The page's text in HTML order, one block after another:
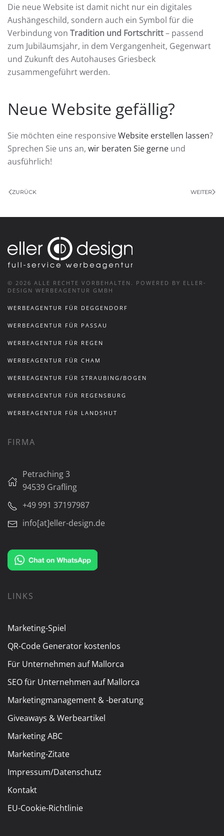
Die neue Website ist damit nicht nur ein digitales
Aushängeschild, sondern auch ein Symbol für die
Verbindung von Tradition und Fortschritt– passend
zum Jubiläumsjahr, in dem Vergangenheit, Gegenwart
und Zukunft des Autohauses Griesbeck
zusammengeführt werden.
Neue Website gefällig?
Sie möchten eine responsive Website erstellen lassen?
Sprechen Sie uns an, wir beraten Sie gerne und
ausführlich!
ZURÜCK WEITER
© 2026 ALLE RECHTE VORBEHALTEN. POWERED BY ELLER-
DESIGN WERBEAGENTUR GMBH
WERBEAGENTUR FÜR DEGGENDORF
WERBEAGENTUR FÜR PASSAU
WERBEAGENTUR FÜR REGEN
WERBEAGENTUR FÜR CHAM
WERBEAGENTUR FÜR STRAUBING/BOGEN
WERBEAGENTUR FÜR REGENSBURG
WERBEAGENTUR FÜR LANDSHUT
FIRMA
Petraching 3
94539 Grafling
+49 991 37197987
info[at]eller-design.de
LINKS
Marketing-Spiel
QR-Code Generator kostenlos
Für Unternehmen auf Mallorca
SEO für Unternehmen auf Mallorca
Marketingmanagement & -beratung
Giveaways & Werbeartikel
Marketing ABC
Marketing-Zitate
Impressum/Datenschutz
Kontakt
EU-Cookie-Richtlinie